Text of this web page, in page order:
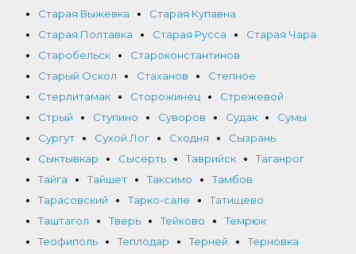
Старая Выжевка
Старая Купавна
Старая Полтавка
Старая Русса
Старая Чара
Старобельск
Староконстантинов
Старый Оскол
Стаханов
Степное
Стерлитамак
Сторожинец
Стрежевой
Стрый
Ступино Суворов Судак
Сумы
Сургут
Сухой Лог Сходня
Сызрань
Сыктывкар
Сысерть Таврийск
Таганрог
Тайга
Тайшет Таксимо
Тамбов
Тарасовский
Тарко-сале
Татищево
Таштагол
Тверь Тейково
Темрюк
Теофиполь
Теплодар Терней
Терновка